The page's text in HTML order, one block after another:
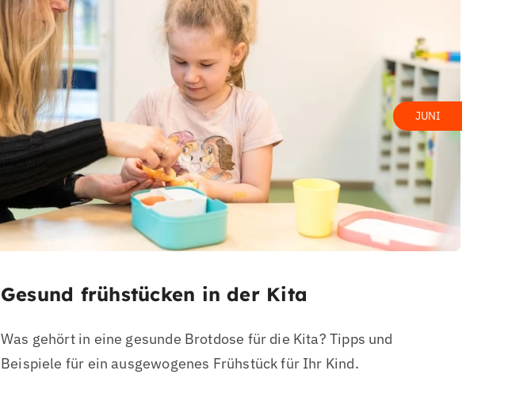
Gesund frühstücken in der Kita
Was gehört in eine gesunde Brotdose für die Kita? Tipps und
Beispiele für ein ausgewogenes Frühstück für Ihr Kind.
JUNI